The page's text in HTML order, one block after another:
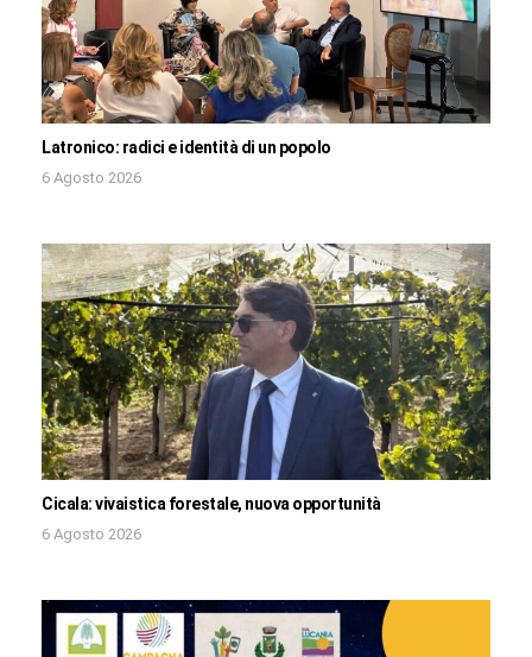
Latronico: radici e identità di un popolo
6 Agosto 2026
Cicala: vivaistica forestale, nuova opportunità
6 Agosto 2026